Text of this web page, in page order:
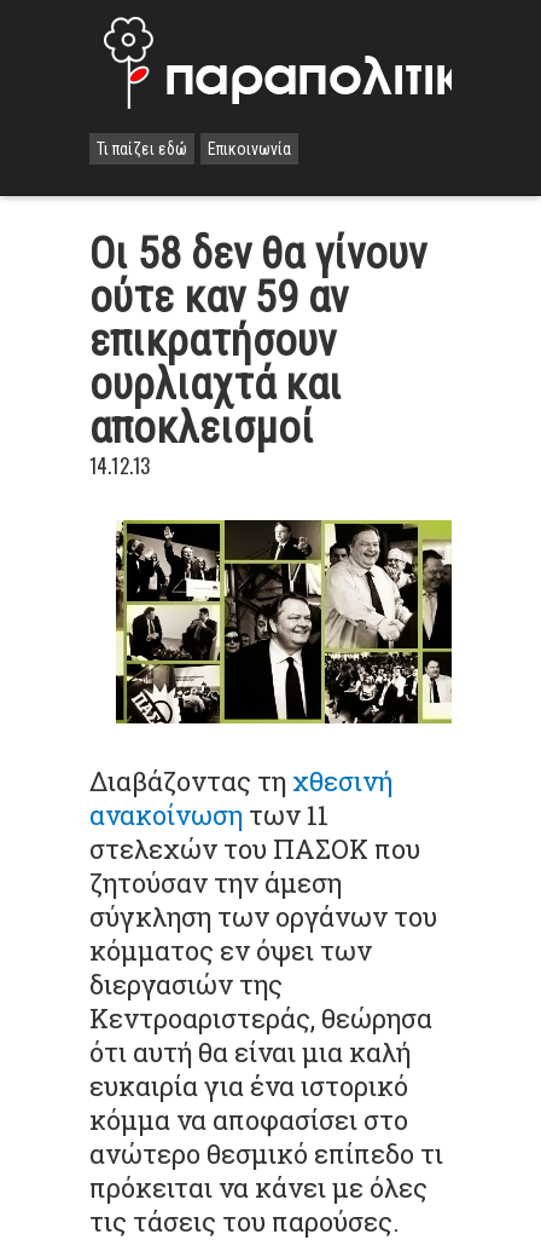
Τι παίζει εδώ Επικοινωνία
Οι 58 δεν θα γίνουν
ούτε καν 59 αν
επικρατήσουν
ουρλιαχτά και
αποκλεισμοί
14.12.13
Διαβάζοντας τη χθεσινή
ανακοίνωση των 11
στελεχών του ΠΑΣΟΚ που
ζητούσαν την άμεση
σύγκληση των οργάνων του
κόμματος εν όψει των
διεργασιών της
Κεντροαριστεράς, θεώρησα
ότι αυτή θα είναι μια καλή
ευκαιρία για ένα ιστορικό
κόμμα να αποφασίσει στο
ανώτερο θεσμικό επίπεδο τι
πρόκειται να κάνει με όλες
τις τάσεις του παρούσες.